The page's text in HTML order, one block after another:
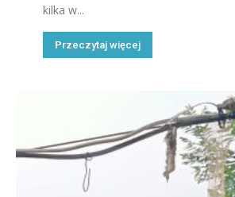
kilka w...
Przeczytaj więcej